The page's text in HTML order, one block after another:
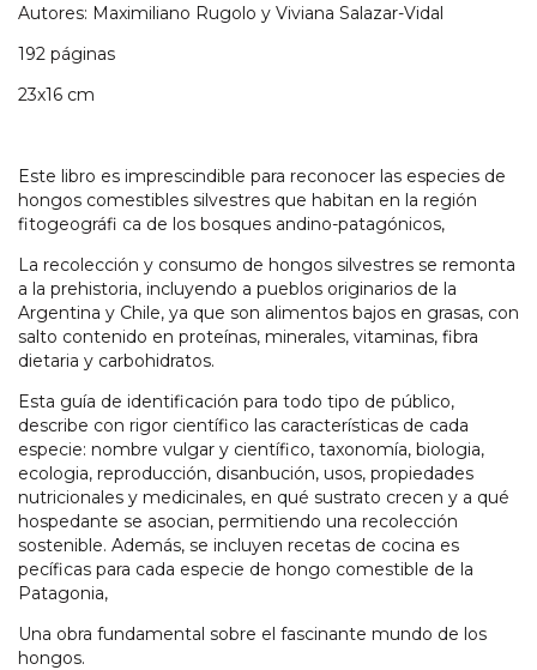
Autores: Maximiliano Rugolo y Viviana Salazar-Vidal
192 páginas
23x16 cm
Este libro es imprescindible para reconocer las especies de
hongos comestibles silvestres que habitan en la región
fitogeográfi ca de los bosques andino-patagónicos,
La recolección y consumo de hongos silvestres se remonta
a la prehistoria, incluyendo a pueblos originarios de la
Argentina y Chile, ya que son alimentos bajos en grasas, con
salto contenido en proteínas, minerales, vitaminas, fibra
dietaria y carbohidratos.
Esta guía de identificación para todo tipo de público,
describe con rigor científico las características de cada
especie: nombre vulgar y científico, taxonomía, biologia,
ecologia, reproducción, disanbución, usos, propiedades
nutricionales y medicinales, en qué sustrato crecen y a qué
hospedante se asocian, permitiendo una recolección
sostenible. Además, se incluyen recetas de cocina es
pecíficas para cada especie de hongo comestible de la
Patagonia,
Una obra fundamental sobre el fascinante mundo de los
hongos.